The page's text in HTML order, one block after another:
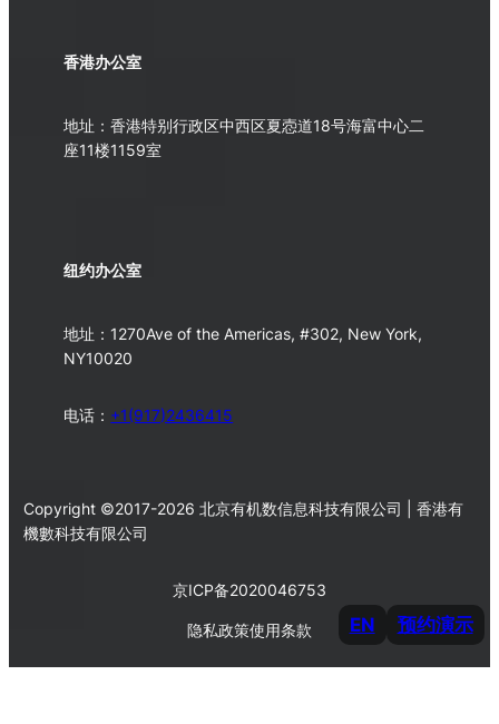
EN 预约演示
香港办公室
地址：香港特别行政区中西区夏悫道18号海富中心二
座11楼1159室
纽约办公室
地址：1270Ave of the Americas, #302, New York,
NY10020
电话： +1(917)2436415
Copyright ©2017-2026 北京有机数信息科技有限公司 | 香港有
機數科技有限公司
京ICP备2020046753
隐私政策使用条款